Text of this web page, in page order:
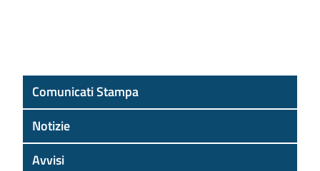
Comunicati Stampa
Notizie
Avvisi